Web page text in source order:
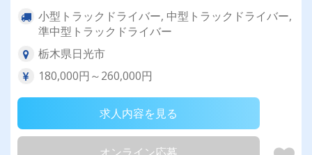
小型トラックドライバー, 中型トラックドライバー,
準中型トラックドライバー
栃木県日光市
180,000円～260,000円
求人内容を見る